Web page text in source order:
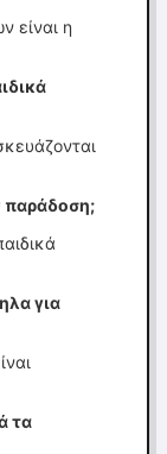
είναι η
παράδοση;
για
τα